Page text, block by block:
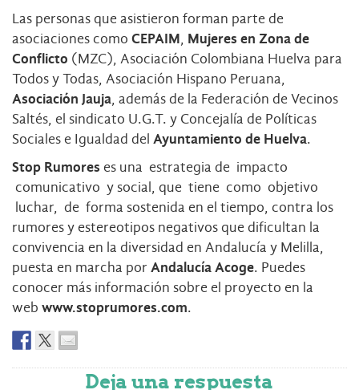
Las personas que asistieron forman parte de
asociaciones como CEPAIM, Mujeres en Zona de
Conflicto (MZC), Asociación Colombiana Huelva para
Todos y Todas, Asociación Hispano Peruana,
Asociación Jauja, además de la Federación de Vecinos
Saltés, el sindicato U.G.T. y Concejalía de Políticas
Sociales e Igualdad del Ayuntamiento de Huelva.
Stop Rumores es una estrategia de impacto
comunicativo y social, que tiene como objetivo
luchar, de forma sostenida en el tiempo, contra los
rumores y estereotipos negativos que dificultan la
convivencia en la diversidad en Andalucía y Melilla,
puesta en marcha por Andalucía Acoge. Puedes
conocer más información sobre el proyecto en la
web www.stoprumores.com.
Deja una respuesta